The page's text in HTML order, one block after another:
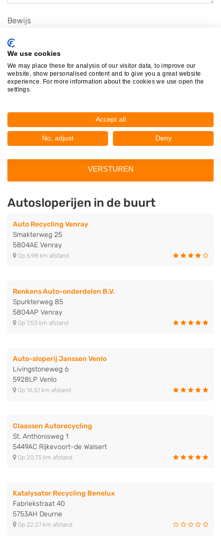
Bewijs
u vriendelijk om bewijs, bijvoorbeeld een factuur, bij te voegen of
te verifiëren. Het bewijs wordt niet getoond bij uw beoordeling.
Zonder bewijs kunnen wij uw review niet tonen. Meer informatie
Afbeelding (jpg, jpeg, png) of PDF bestand van maximaal 12MB
Autosloperijen in de buurt
Auto Recycling Venray
Smakterweg 25
5804AE Venray
Op 6,98 km afstand
Renkens Auto-onderdelen B.V.
Spurkterweg 85
5804AP Venray
Op 7,53 km afstand
Auto-sloperij Janssen Venlo
Livingstoneweg 6
5928LP Venlo
Op 16,51 km afstand
Claassen Autorecycling
St. Anthonisweg 1
5449AC Rijkevoort-de Walsert
Op 20,73 km afstand
Katalysator Recycling Benelux
Fabriekstraat 40
5753AH Deurne
Op 22,27 km afstand
We use cookies
We may place these for analysis of our visitor data, to improve our
website, show personalised content and to give you a great website
experience. For more information about the cookies we use open the
settings.
Accept all
No, adjust Deny